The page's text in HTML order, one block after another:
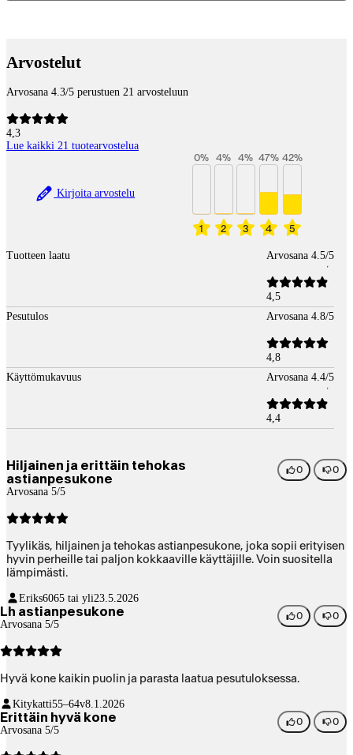
Arvostelut
Arvosana 4.3/5 perustuen 21 arvosteluun
4,3
Lue kaikki 21 tuotearvostelua
Kirjoita arvostelu
1
0%
2
4%
3
4%
4
47%
5
42%
Tuotteen laatu Arvosana 4.5/5
4,5
Pesutulos
Arvosana 4.8/5
4,8
Käyttömukavuus
Arvosana 4.4/5
4,4
Hiljainen ja erittäin tehokas
astianpesukone
Arvosana 5/5
0 0
Tyylikäs, hiljainen ja tehokas astianpesukone, joka sopii erityisen
hyvin perheille tai paljon kokkaaville käyttäjille. Voin suositella
lämpimästi.
Eriks6065 tai yli23.5.2026
Lh astianpesukone
Arvosana 5/5
0 0
Hyvä kone kaikin puolin ja parasta laatua pesutuloksessa.
Kitykatti55–64v8.1.2026
Erittäin hyvä kone
Arvosana 5/5
0 0